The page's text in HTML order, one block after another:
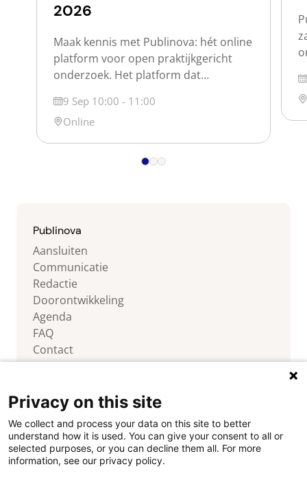
2026
Maak kennis met Publinova: hét online
platform voor open praktijkgericht
onderzoek. Het platform dat
iedereen vindbaar en zichtbaar maakt.
Publinova is een samenwerking tussen
de Nederlandse hogescholen, de
Vereniging Hogescholen, SIA en SURF.
(onderzoeks)producten, projecten,
Datum
9 Sep 10:00 - 11:00
Locatie
Online
Publinova
Aansluiten
Communicatie
Redactie
Doorontwikkeling
Agenda
FAQ
Contact
Volg ons
Privacy on this site
We collect and process your data on this site to better
understand how it is used. You can give your consent to all or
selected purposes, or you can decline them all. For more
information, see our privacy policy.